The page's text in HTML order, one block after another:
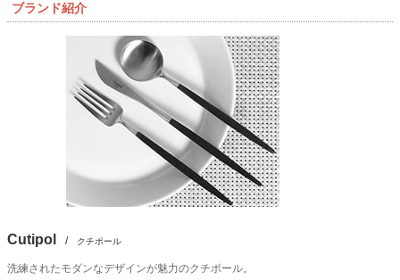
ブランド紹介
Cutipol / クチポール
洗練されたモダンなデザインが魅力のクチポール。